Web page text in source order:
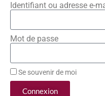
Identifiant ou adresse e-
Mot de passe
Se souvenir de moi
Connexion